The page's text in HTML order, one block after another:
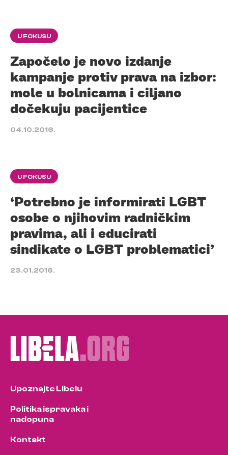
U FOKUSU
Započelo je novo izdanje
kampanje protiv prava na izbor:
mole u bolnicama i ciljano
dočekuju pacijentice
04.10.2016.
U FOKUSU
‘Potrebno je informirati LGBT
osobe o njihovim radničkim
pravima, ali i educirati
sindikate o LGBT problematici’
23.01.2016.
Upoznajte Libelu
Politika ispravaka i
nadopuna
Kontakt